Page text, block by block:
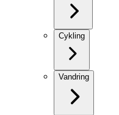
Cykling
Vandring